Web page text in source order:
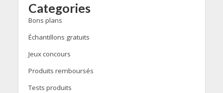
Categories
Bons plans
Échantillons gratuits
Jeux concours
Produits remboursés
Tests produits